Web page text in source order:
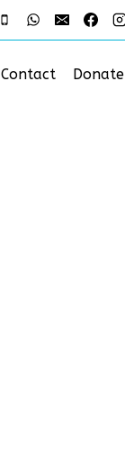
Contact Donate